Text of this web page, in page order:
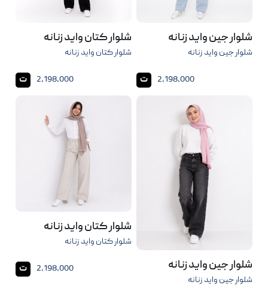
شلوار جین واید زنانه
شلوار جین واید زنانه
2,198,000 ت
شلوار کتان واید زنانه
شلوار کتان واید زنانه
2,198,000 ت
شلوار جین واید زنانه
شلوار جین واید زنانه
شلوار کتان واید زنانه
شلوار کتان واید زنانه
2,198,000 ت